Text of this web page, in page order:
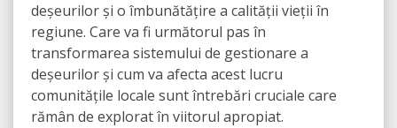
deșeurilor și o îmbunătățire a calității vieții în
regiune. Care va fi următorul pas în
transformarea sistemului de gestionare a
deșeurilor și cum va afecta acest lucru
comunitățile locale sunt întrebări cruciale care
rămân de explorat în viitorul apropiat.